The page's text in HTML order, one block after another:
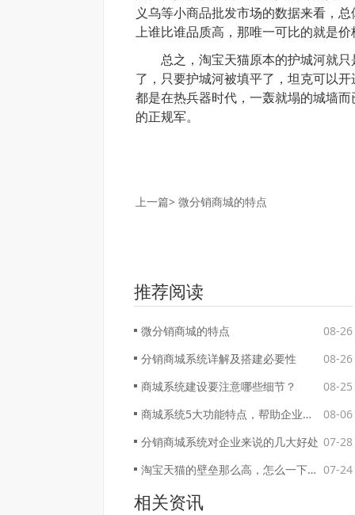
义乌等小商品批发市场的数据来看，
上谁比谁品质高，那唯一可比的就是价
总之，淘宝天猫原本的护城河就只
了，只要护城河被填平了，坦克可以
都是在热兵器时代，一轰就塌的城墙
的正规军。
上一篇> 微分销商城的特点
推荐阅读
微分销商城的特点
08-26
分销商城系统详解及搭建必要性
08-26
商城系统建设要注意哪些细节？
08-25
商城系统5大功能特点，帮助企业打造线上生态系统
08-06
分销商城系统对企业来说的几大好处 07-28
淘宝天猫的壁垒那么高，怎么一下子就被拼多多给突破了？ 07-24
相关资讯